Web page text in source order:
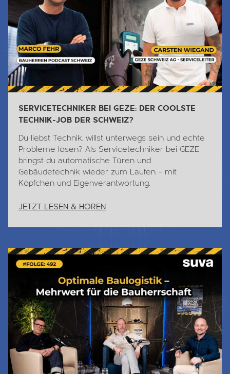
SERVICETECHNIKER BEI GEZE: DER COOLSTE
TECHNIK-JOB DER SCHWEIZ?
Du liebst Technik, willst unterwegs sein und echte
Probleme lösen? Als Servicetechniker bei GEZE
bringst du automatische Türen und
Gebäudetechnik wieder zum Laufen – mit
Köpfchen und Eigenverantwortung.
JETZT LESEN & HÖREN
Jetzt Lesen & Hören